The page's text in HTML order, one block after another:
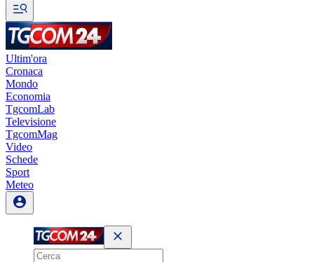
Ultim'ora
Cronaca
Mondo
Economia
TgcomLab
Televisione
TgcomMag
Video
Schede
Sport
Meteo